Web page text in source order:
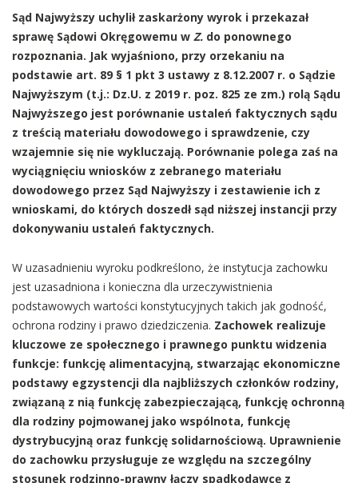
Sąd Najwyższy uchylił zaskarżony wyrok i przekazał
sprawę Sądowi Okręgowemu w Z. do ponownego
rozpoznania. Jak wyjaśniono, przy orzekaniu na
podstawie art. 89 § 1 pkt 3 ustawy z 8.12.2007 r. o Sądzie
Najwyższym (t.j.: Dz.U. z 2019 r. poz. 825 ze zm.) rolą Sądu
Najwyższego jest porównanie ustaleń faktycznych sądu
z treścią materiału dowodowego i sprawdzenie, czy
wzajemnie się nie wykluczają. Porównanie polega zaś na
wyciągnięciu wniosków z zebranego materiału
dowodowego przez Sąd Najwyższy i zestawienie ich z
wnioskami, do których doszedł sąd niższej instancji przy
dokonywaniu ustaleń faktycznych.
W uzasadnieniu wyroku podkreślono, że instytucja zachowku
jest uzasadniona i konieczna dla urzeczywistnienia
podstawowych wartości konstytucyjnych takich jak godność,
ochrona rodziny i prawo dziedziczenia. Zachowek realizuje
kluczowe ze społecznego i prawnego punktu widzenia
funkcje: funkcję alimentacyjną, stwarzając ekonomiczne
podstawy egzystencji dla najbliższych członków rodziny,
związaną z nią funkcję zabezpieczającą, funkcję ochronną
dla rodziny pojmowanej jako wspólnota, funkcję
dystrybucyjną oraz funkcję solidarnościową. Uprawnienie
do zachowku przysługuje ze względu na szczególny
stosunek rodzinno-prawny łączy spadkodawcę z